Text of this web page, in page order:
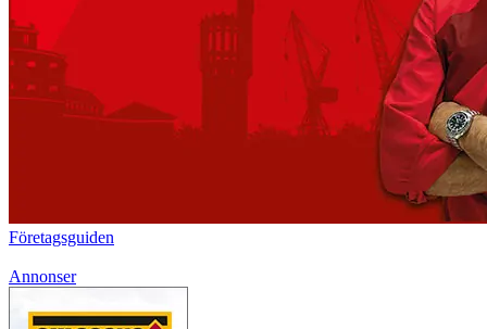
Företagsguiden
Annonser